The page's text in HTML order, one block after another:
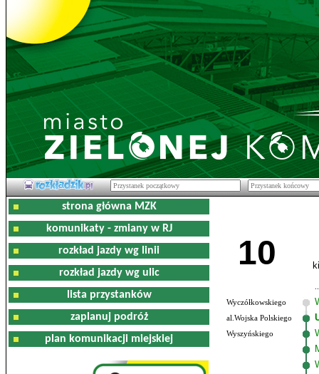
strona główna MZK
komunikaty - zmiany w RJ
rozkład jazdy wg linii
rozkład jazdy wg ulic
lista przystanków
zaplanuj podróż
plan komunikacji miejskiej
10
Wyczółkowskiego
al.Wojska Polskiego
Wyszyńskiego